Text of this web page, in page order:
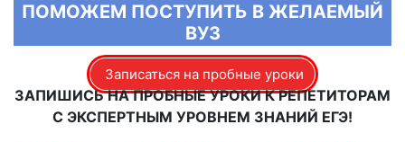
ПОМОЖЕМ ПОСТУПИТЬ В ЖЕЛАЕМЫЙ
ВУЗ
Записаться на пробные уроки
ЗАПИШИСЬ НА ПРОБНЫЕ УРОКИ К РЕПЕТИТОРАМ
С ЭКСПЕРТНЫМ УРОВНЕМ ЗНАНИЙ ЕГЭ!